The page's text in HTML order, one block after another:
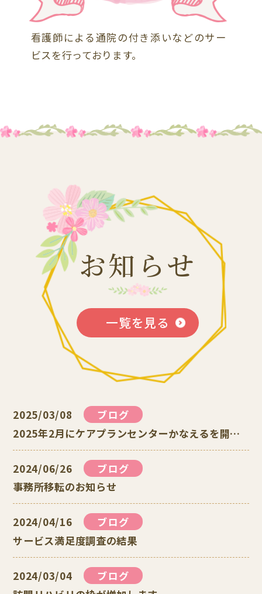
看護師による通院の付き添いなどのサー
ビスを行っております。
お知らせ
一覧を見る
2025/03/08
ブログ
2025年2月にケアプランセンターかなえるを開所いたしました！
2024/06/26
ブログ
事務所移転のお知らせ
2024/04/16
ブログ
サービス満足度調査の結果
2024/03/04
ブログ